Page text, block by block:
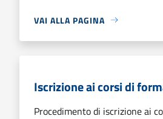
VAI ALLA PAGINA
Iscrizione ai corsi di
Procedimento di iscrizione ai